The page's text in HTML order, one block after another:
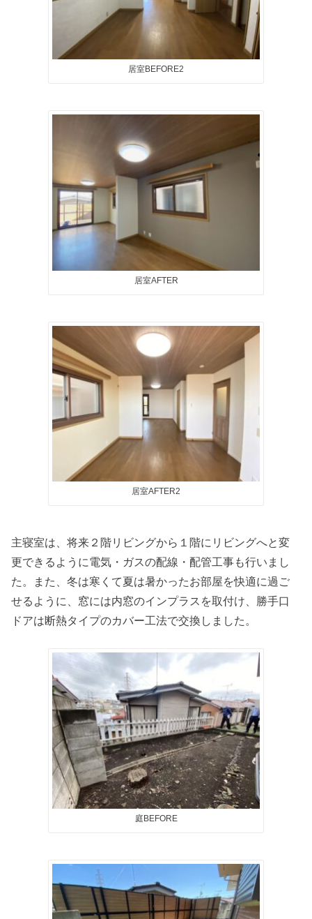
居室BEFORE2
居室AFTER
居室AFTER2
主寝室は、将来２階リビングから１階にリビングへと変
更できるように電気・ガスの配線・配管工事も行いまし
た。また、冬は寒くて夏は暑かったお部屋を快適に過ご
せるように、窓には内窓のインプラスを取付け、勝手口
ドアは断熱タイプのカバー工法で交換しました。
庭BEFORE